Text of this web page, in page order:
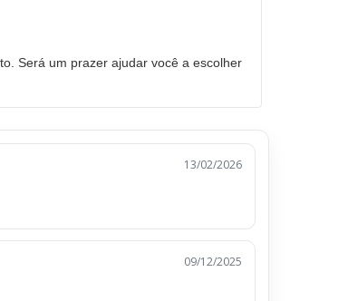
Será um prazer ajudar você a escolher
13/02/2026
09/12/2025